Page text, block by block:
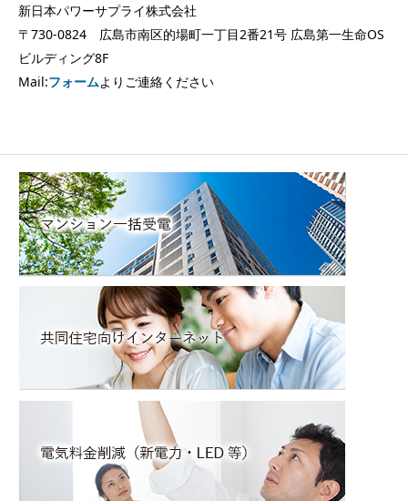
新日本パワーサプライ株式会社
〒730-0824 広島市南区的場町一丁目2番21号 広島第一生命OS
ビルディング8F
Mail:フォームよりご連絡ください